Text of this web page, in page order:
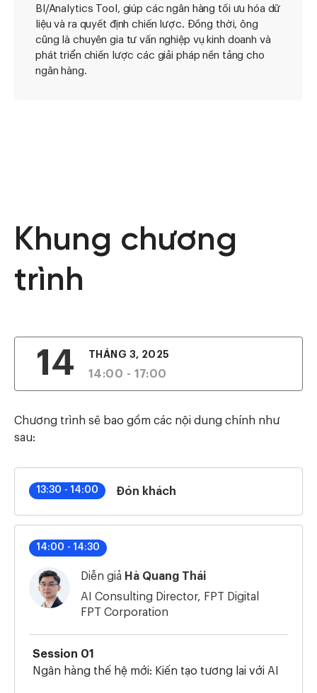
BI/Analytics Tool, giúp các ngân hàng tối ưu hóa dữ
liệu và ra quyết định chiến lược. Đồng thời, ông
cũng là chuyên gia tư vấn nghiệp vụ kinh doanh và
phát triển chiến lược các giải pháp nền tảng cho
ngân hàng.
Khung chương
trình
14 THÁNG 3, 2025
14:00 - 17:00
Chương trình sẽ bao gồm các nội dung chính như
sau:
13:30 - 14:00 Đón khách
14:00 - 14:30
Diễn giả Hà Quang Thái
AI Consulting Director, FPT Digital
FPT Corporation
Session 01
Ngân hàng thế hệ mới: Kiến tạo tương lai với AI